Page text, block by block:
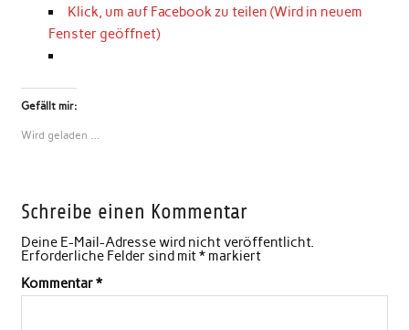
Klick, um auf Facebook zu teilen (Wird in neuem
Fenster geöffnet)
Gefällt mir:
Wird geladen …
Schreibe einen Kommentar
Deine E-Mail-Adresse wird nicht veröffentlicht.
Erforderliche Felder sind mit*markiert
Kommentar*